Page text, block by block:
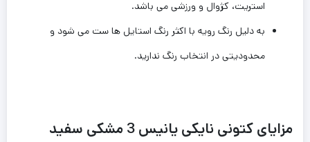
استریت، کژوال و ورزشی می باشد.
به دلیل رنگ رویه با اکثر رنگ استایل ها ست می شود و
محدودیتی در انتخاب رنگ ندارید.
مزایای کتونی نایکی یانیس 3 مشکی سفید